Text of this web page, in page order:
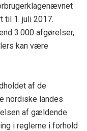
til 1. juli 2017.
3.000 afgørelser,
kan være
af de
nordiske landes
af gældende
i reglerne i forhold